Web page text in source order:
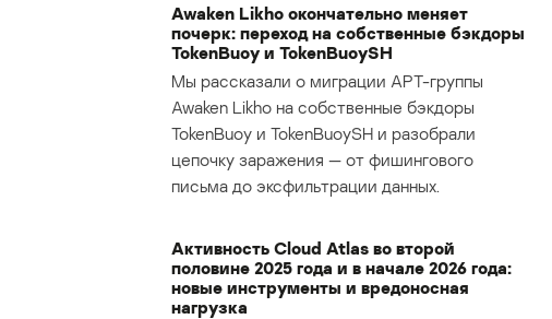
Awaken Likho окончательно меняет
почерк: переход на собственные бэкдоры
TokenBuoy и TokenBuoySH
Мы рассказали о миграции APT-группы
Awaken Likho на собственные бэкдоры
TokenBuoy и TokenBuoySH и разобрали
цепочку заражения — от фишингового
письма до эксфильтрации данных.
Активность Cloud Atlas во второй
половине 2025 года и в начале 2026 года:
новые инструменты и вредоносная
нагрузка